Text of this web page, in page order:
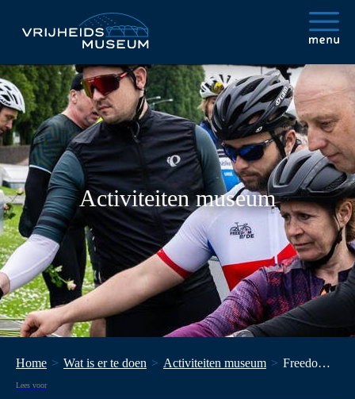
Activiteiten museum
Home Wat is er te doen Activiteiten museum Freedom Ride 2025
Lees voor